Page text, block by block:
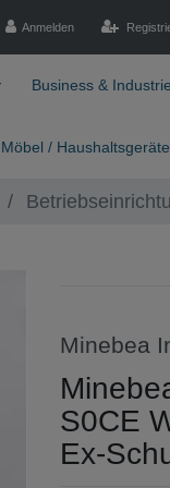
Anmelden
Business & Industrie
Möbel / Haushaltsgeräte
Minebea
S0CE
Ex-